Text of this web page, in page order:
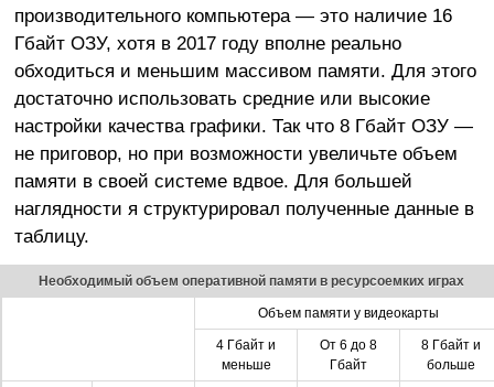
производительного компьютера — это наличие 16
Гбайт ОЗУ, хотя в 2017 году вполне реально
обходиться и меньшим массивом памяти. Для этого
достаточно использовать средние или высокие
настройки качества графики. Так что 8 Гбайт ОЗУ —
не приговор, но при возможности увеличьте объем
памяти в своей системе вдвое. Для большей
наглядности я структурировал полученные данные в
таблицу.
Необходимый объем оперативной памяти в ресурсоемких играх
Объем памяти у видеокарты
4 Гбайт и
меньше
От 6 до 8
Гбайт
8 Гбайт и
больше